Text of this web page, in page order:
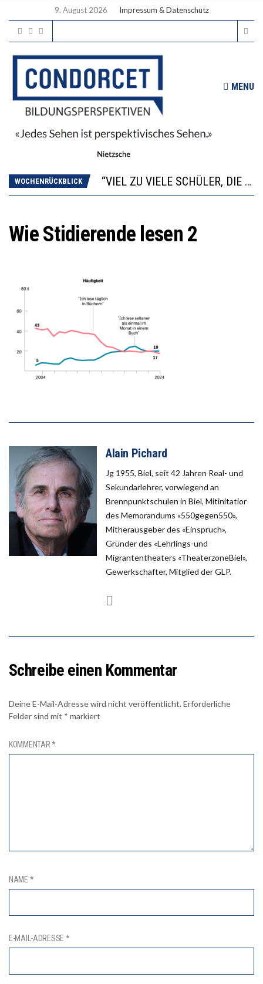
9. August 2026 Impressum & Datenschutz
MENU
WOCHENRÜCKBLICK
“VIEL ZU VIELE SCHÜLER, DIE GEMESSEN AN IHREN FÄHIGKEITEN GAR NICHT ANS GYMNASIUM GEHÖREN”
DIE GANZE HILFLOSIGKEIT DES BILDUNGSBÜRGERTUMS
Wie Stidierende lesen 2
Alain Pichard
Jg 1955, Biel, seit 42 Jahren Real- und
Sekundarlehrer, vorwiegend an
Brennpunktschulen in Biel, Mitinitatior
des Memorandums «550gegen550»,
Mitherausgeber des «Einspruch»,
Gründer des «Lehrlings-und
Migrantentheaters «TheaterzoneBiel»,
Gewerkschafter, Mitglied der GLP.
Schreibe einen Kommentar
Deine E-Mail-Adresse wird nicht veröffentlicht.Erforderliche
Felder sind mit * markiert
KOMMENTAR*
NAME *
E-MAIL-ADRESSE *